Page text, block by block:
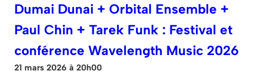
Dumai Dunai + Orbital Ensemble +
Paul Chin + Tarek Funk : Festival et
conférence Wavelength Music 2026
21 mars 2026 à 20h00